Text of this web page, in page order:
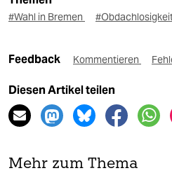
#Wahl in Bremen
Feedback Kommentieren
Diesen Artikel teilen
Mehr zum Thema